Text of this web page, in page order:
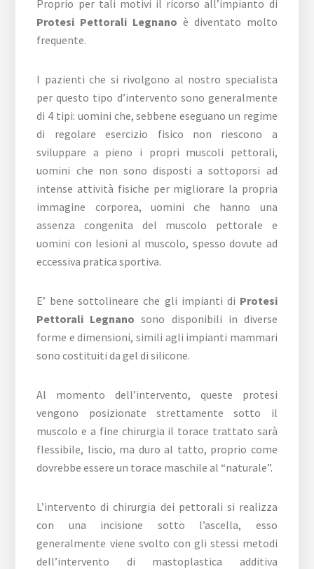
Proprio per tali motivi il ricorso all’impianto di
Protesi Pettorali Legnano è diventato molto
frequente.
I pazienti che si rivolgono al nostro specialista
per questo tipo d’intervento sono generalmente
di 4 tipi: uomini che, sebbene eseguano un regime
di regolare esercizio fisico non riescono a
sviluppare a pieno i propri muscoli pettorali,
uomini che non sono disposti a sottoporsi ad
intense attività fisiche per migliorare la propria
immagine corporea, uomini che hanno una
assenza congenita del muscolo pettorale e
uomini con lesioni al muscolo, spesso dovute ad
eccessiva pratica sportiva.
E’ bene sottolineare che gli impianti di Protesi
Pettorali Legnano sono disponibili in diverse
forme e dimensioni, simili agli impianti mammari
sono costituiti da gel di silicone.
Al momento dell’intervento, queste protesi
vengono posizionate strettamente sotto il
muscolo e a fine chirurgia il torace trattato sarà
flessibile, liscio, ma duro al tatto, proprio come
dovrebbe essere un torace maschile al “naturale”.
L’intervento di chirurgia dei pettorali si realizza
con una incisione sotto l’ascella, esso
generalmente viene svolto con gli stessi metodi
dell’intervento di mastoplastica additiva